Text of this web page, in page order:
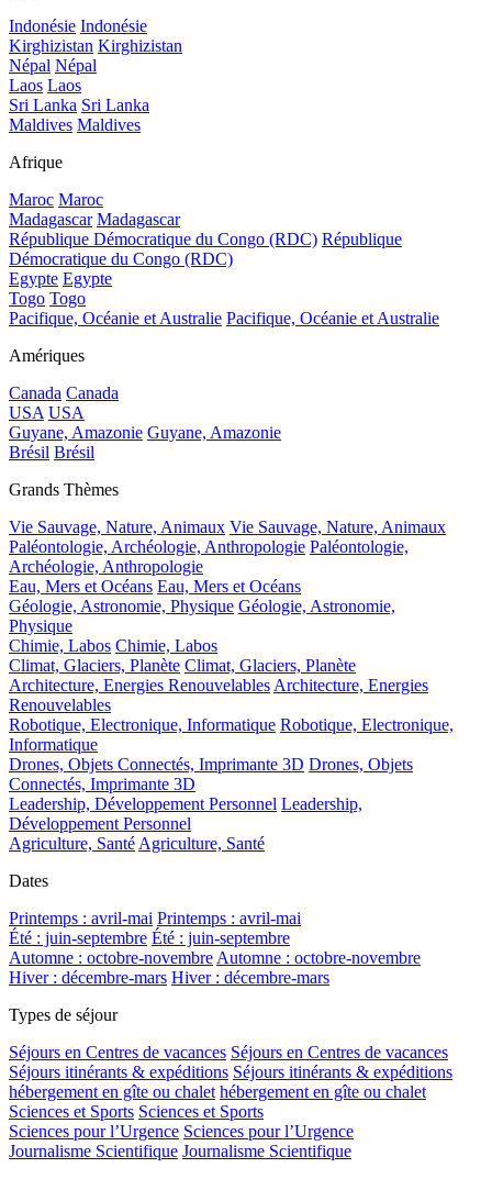
Indonésie Indonésie
Kirghizistan Kirghizistan
Népal Népal
Laos Laos
Sri Lanka Sri Lanka
Maldives Maldives
Afrique
Maroc Maroc
Madagascar Madagascar
République Démocratique du Congo (RDC) République
Démocratique du Congo (RDC)
Egypte Egypte
Togo Togo
Pacifique, Océanie et Australie Pacifique, Océanie et Australie
Amériques
Canada Canada
USA USA
Guyane, Amazonie Guyane, Amazonie
Brésil Brésil
Grands Thèmes
Vie Sauvage, Nature, Animaux Vie Sauvage, Nature, Animaux
Paléontologie, Archéologie, Anthropologie Paléontologie,
Archéologie, Anthropologie
Eau, Mers et Océans Eau, Mers et Océans
Géologie, Astronomie, Physique Géologie, Astronomie,
Physique
Chimie, Labos Chimie, Labos
Climat, Glaciers, Planète Climat, Glaciers, Planète
Architecture, Energies RenouvelablesArchitecture, Energies
Renouvelables
Robotique, Electronique, Informatique Robotique, Electronique,
Informatique
Drones, Objets Connectés, Imprimante 3D Drones, Objets
Connectés, Imprimante 3D
Leadership, Développement Personnel Leadership,
Développement Personnel
Agriculture, SantéAgriculture, Santé
Dates
Printemps : avril-mai Printemps : avril-mai
Été : juin-septembre Été : juin-septembre
Automne : octobre-novembreAutomne : octobre-novembre
Hiver : décembre-mars Hiver : décembre-mars
Types de séjour
Séjours en Centres de vacances Séjours en Centres de vacances
Séjours itinérants & expéditions Séjours itinérants & expéditions
hébergement en gîte ou chalet hébergement en gîte ou chalet
Sciences et Sports Sciences et Sports
Sciences pour l’Urgence Sciences pour l’Urgence
Journalisme Scientifique Journalisme Scientifique